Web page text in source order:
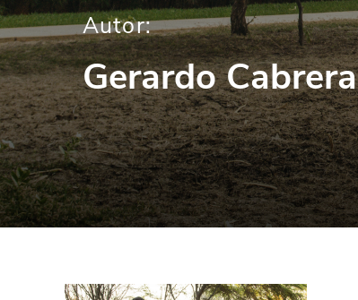
Autor:
Gerardo Cabrera